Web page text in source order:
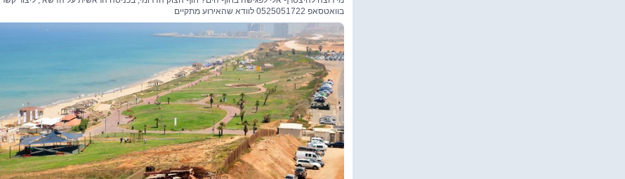
בוואטסאפ 0525051722 לוודא שהאירוע מתקיים